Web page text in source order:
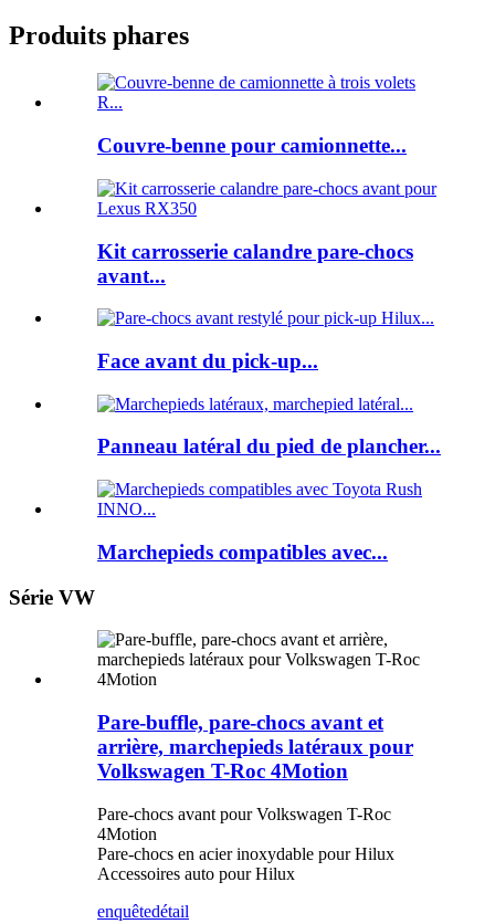
Produits phares
Couvre-benne pour camionnette...
Kit carrosserie calandre pare-chocs
avant...
Face avant du pick-up...
Panneau latéral du pied de plancher...
Marchepieds compatibles avec...
Série VW
Pare-buffle, pare-chocs avant et
arrière, marchepieds latéraux pour
Volkswagen T-Roc 4Motion
Pare-chocs avant pour Volkswagen T-Roc
4Motion
Pare-chocs en acier inoxydable pour Hilux
Accessoires auto pour Hilux
enquêtedétail